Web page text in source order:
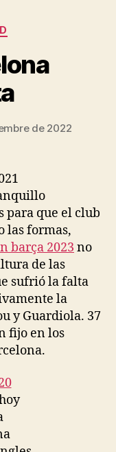
de 2022
para que el club
las formas,
barça 2023 no
de las
sufrió la falta
la
y Guardiola. 37
fijo en los